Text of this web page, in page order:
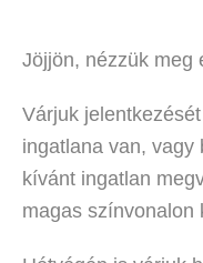
Jöjjön, nézzük meg
Várjuk
ingatlana van, vagy
kívánt ingatlan
magas színvonalon